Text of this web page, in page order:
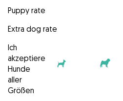
Puppy rate
Extra dog rate
Ich
akzeptiere
Hunde
aller
Größen